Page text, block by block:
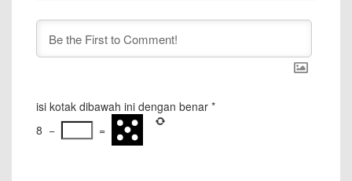
isi kotak dibawah ini dengan benar *
8 − =